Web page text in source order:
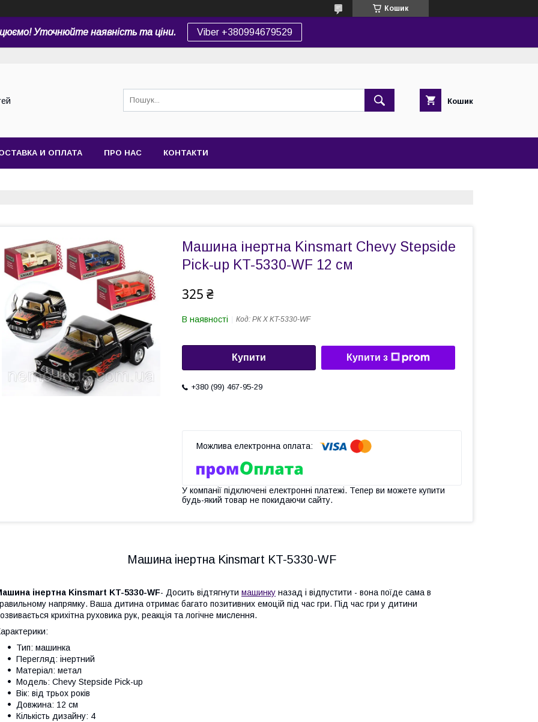
Кошик
Уточнюйте наявність та ціни. Viber +380994679529
Кошик
И ОПЛАТА ПРО НАС КОНТАКТИ
Машина інертна Kinsmart Chevy Stepside
Pick-up KT-5330-WF 12 см
325 ₴
В наявності Код: РК Х KT-5330-WF
Купити Купити з
+380 (99) 467-95-29
У компанії підключені електронні платежі. Тепер ви можете купити
будь-який товар не покидаючи сайту.
Машина інертна Kinsmart KT-5330-WF
інертна Kinsmart KT-5330-WF- Досить відтягнути машинку назад і відпустити - вона поїде сама в
напрямку. Ваша дитина отримає багато позитивних емоцій під час гри. Під час гри у дитини
крихітна руховика рук, реакція та логічне мислення.
Тип: машинка
Перегляд: інертний
Матеріал: метал
Модель: Chevy Stepside Pick-up
Вік: від трьох років
Довжина: 12 см
Кількість дизайну: 4